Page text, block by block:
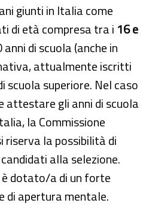
giunti in Italia come
di età compresa tra i 16 e
di scuola (anche in
attualmente iscritti
scuola superiore. Nel caso
attestare gli anni di scuola
la Commissione
riserva la possibilità di
alla selezione.
dotato/a di un forte
di apertura mentale.